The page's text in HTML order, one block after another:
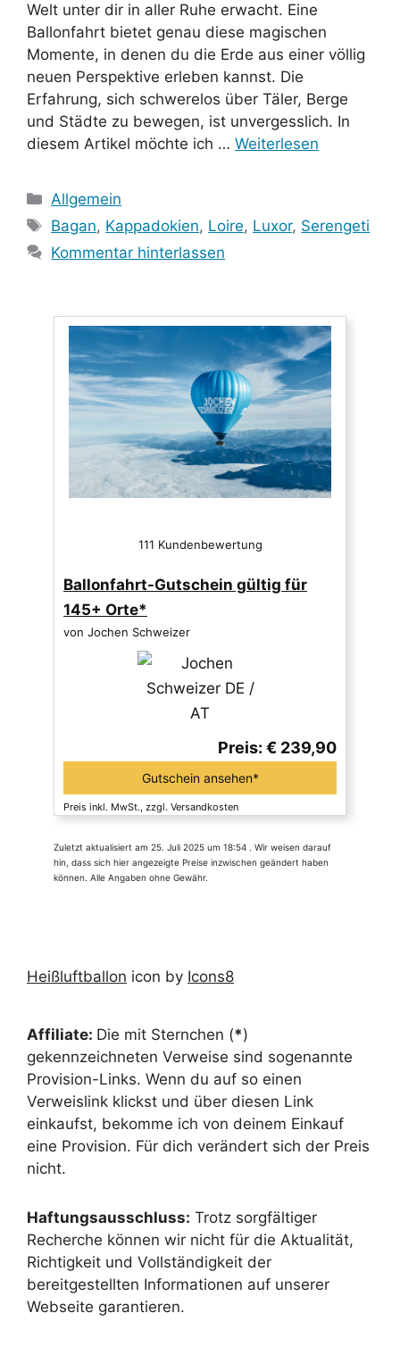
Welt unter dir in aller Ruhe erwacht. Eine
Ballonfahrt bietet genau diese magischen
Momente, in denen du die Erde aus einer völlig
neuen Perspektive erleben kannst. Die
Erfahrung, sich schwerelos über Täler, Berge
und Städte zu bewegen, ist unvergesslich. In
diesem Artikel möchte ich … Weiterlesen
Kategorien
Allgemein
Schlagwörter
Bagan, Kappadokien, Loire, Luxor, Serengeti
Kommentar hinterlassen
111 Kundenbewertung
Ballonfahrt-Gutschein gültig für
145+ Orte*
von Jochen Schweizer
Preis: € 239,90
Gutschein ansehen*
Preis inkl. MwSt., zzgl. Versandkosten
Zuletzt aktualisiert am 25. Juli 2025 um 18:54 . Wir weisen darauf
hin, dass sich hier angezeigte Preise inzwischen geändert haben
können. Alle Angaben ohne Gewähr.
Heißluftballon icon by Icons8
Affiliate: Die mit Sternchen (*)
gekennzeichneten Verweise sind sogenannte
Provision-Links. Wenn du auf so einen
Verweislink klickst und über diesen Link
einkaufst, bekomme ich von deinem Einkauf
eine Provision. Für dich verändert sich der Preis
nicht.
Haftungsausschluss: Trotz sorgfältiger
Recherche können wir nicht für die Aktualität,
Richtigkeit und Vollständigkeit der
bereitgestellten Informationen auf unserer
Webseite garantieren.